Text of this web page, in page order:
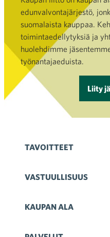
edunvalvontajärjestö,
suomalaista kauppaa.
toimintaedellytyksiä ja
huolehdimme
työnantajaeduista.
Liity
TAVOITTEET
VASTUULLISUUS
KAUPAN ALA